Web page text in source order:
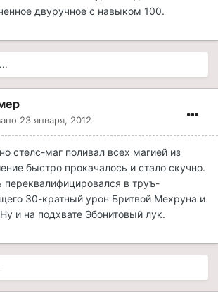
двуручное с навыком 100.
23 января, 2012
стелс-маг поливал всех магией из
быстро прокачалось и стало скучно.
переквалифицировался в труъ-
30-кратный урон Бритвой Мехруна и
и на подхвате Эбонитовый лук.